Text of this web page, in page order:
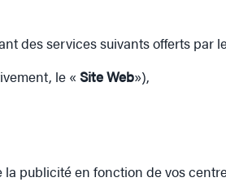
des services suivants offerts par
le « Site Web»),
publicité en fonction de vos